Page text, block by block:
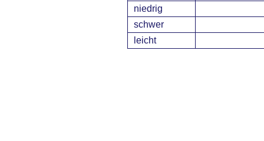
niedrig
schwer
leicht